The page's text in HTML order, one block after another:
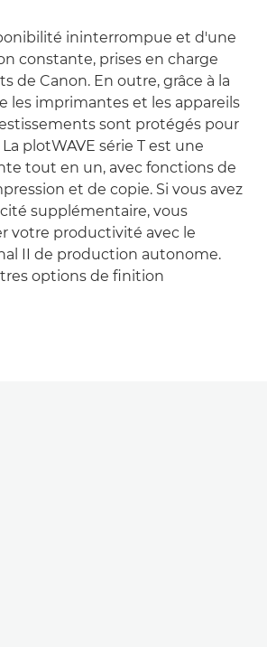
ininterrompue et d'une
constante, prises en charge
de Canon. En outre, grâce à la
les imprimantes et les appareils
sont protégés pour
plotWAVE série T est une
tout en un, avec fonctions de
et de copie. Si vous avez
supplémentaire, vous
votre productivité avec le
II de production autonome.
options de finition